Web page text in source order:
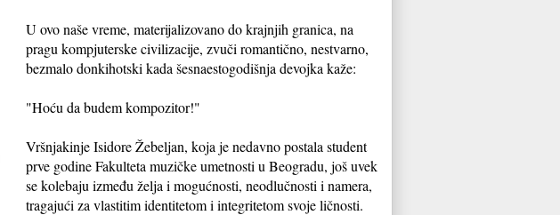
U ovo naše vreme, materijalizovano do krajnjih granica, na
pragu kompjuterske civilizacije, zvuči romantično, nestvarno,
bezmalo donkihotski kada šesnaestogodišnja devojka kaže:
"Hoću da budem kompozitor!"
Vršnjakinje Isidore Žebeljan, koja je nedavno postala student
prve godine Fakulteta muzičke umetnosti u Beogradu, još uvek
se kolebaju između želja i mogućnosti, neodlučnosti i namera,
tragajući za vlastitim identitetom i integritetom svoje ličnosti.